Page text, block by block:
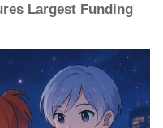
Largest Funding